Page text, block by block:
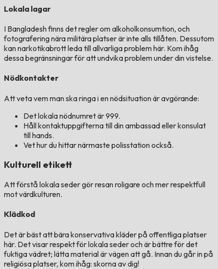
Lokala lagar
I Bangladesh finns det regler om alkoholkonsumtion, och
fotografering nära militära platser är inte alls tillåten. Dessutom
kan narkotikabrott leda till allvarliga problem här. Kom ihåg
dessa begränsningar för att undvika problem under din vistelse.
Nödkontakter
Att veta vem man ska ringa i en nödsituation är avgörande:
Det lokala nödnumret är 999.
Håll kontaktuppgifterna till din ambassad eller konsulat
till hands.
Vet hur du hittar närmaste polisstation också.
Kulturell etikett
Att förstå lokala seder gör resan roligare och mer respektfull
mot värdkulturen.
Klädkod
Det är bäst att bära konservativa kläder på offentliga platser
här. Det visar respekt för lokala seder och är bättre för det
fuktiga vädret; lätta material är vägen att gå. Innan du går in på
religiösa platser, kom ihåg: skorna av dig!